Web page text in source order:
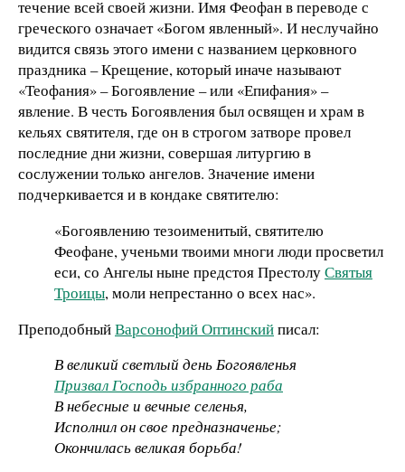
течение всей своей жизни. Имя Феофан в переводе с
греческого означает «Богом явленный». И неслучайно
видится связь этого имени с названием церковного
праздника – Крещение, который иначе называют
«Теофания» – Богоявление – или «Епифания» –
явление. В честь Богоявления был освящен и храм в
кельях святителя, где он в строгом затворе провел
последние дни жизни, совершая литургию в
сослужении только ангелов. Значение имени
подчеркивается и в кондаке святителю:
«Богоявлению тезоименитый, святителю
Феофане, ученьми твоими многи люди просветил
еси, со Ангелы ныне предстоя ПрестолуСвятыя
Троицы, моли непрестанно о всех нас».
ПреподобныйВарсонофий Оптинскийписал:
В великий светлый день Богоявленья
Призвал Господь избранного раба
В небесные и вечные селенья,
Исполнил он свое предназначенье;
Окончилась великая борьба!